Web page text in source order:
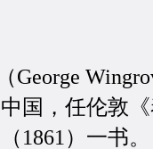
国，任伦敦
1861）一书。